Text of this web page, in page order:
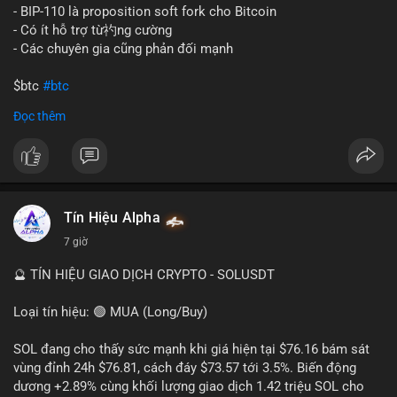
tán rủi ro. Với mức giá 65K, khối lượng này không quá lớn để
gây sốc thanh khoản tức thời, nhưng vẫn đủ sức tạo biến động
tâm lý ngắn hạn nếu hướng đến sàn tập trung.
Lời khuyên cho nhà đầu tư nhỏ lẻ:
hướng đi của dòng tiền. Tránh hành động theo cảm xúc, ưu
rõ ràng về đích đến của số BTC này.
#dongtienlon
- BIP-110 là proposition soft fork cho Bitcoin
- Có ít hỗ trợ từ礿ng cường
- Các chuyên gia cũng phản đối mạnh
$btc #btc
#vlikevn
📰 Nguồn: CoinDesk
Đọc thêm
Tín Hiệu Alpha
7 giờ
🔮 TÍN HIỆU GIAO DỊCH CRYPTO - SOLUSDT
Loại tín hiệu: 🟢 MUA (Long/Buy)
SOL đang cho thấy sức mạnh khi giá hiện tại $76.16 bám sát
vùng đỉnh 24h $76.81, cách đáy $73.57 tới 3.5%. Biến động
dương +2.89% cùng khối lượng giao dịch 1.42 triệu SOL cho